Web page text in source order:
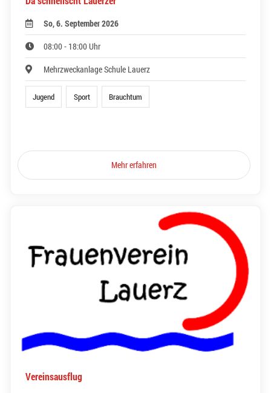
So, 6. September 2026
08:00 - 18:00 Uhr
Mehrzweckanlage Schule Lauerz
Jugend Sport Brauchtum
Mehr erfahren
Vereinsausflug